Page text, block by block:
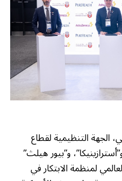
الجهة التنظيمية لقطاع
و”بيور هيلث”
لمنظمة الابتكار في